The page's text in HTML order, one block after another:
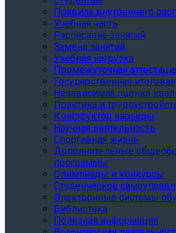
Правила внутреннего
Учебная часть
Расписание занятий
Замена занятий
Учебная нагрузка
Промежуточная
Государственная
Независимая оценка
Практика и
Конструктор карьеры
Научная деятельность
Спортивная жизнь
Дополнительные
программы
Олимпиады и конкурсы
Студенческое
Электронные системы
Библиотека
Полезная информация